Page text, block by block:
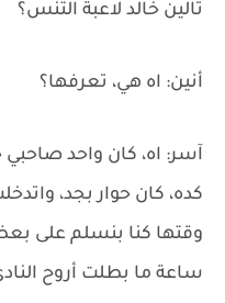
تالين خالد لاعبة التنس؟
أنين: اه هي، تعرفها؟
آسر: اه، كان واحد
كده، كان حوار بجد،
وقتها كنا بنسلم على
ساعة ما بطلت أروح